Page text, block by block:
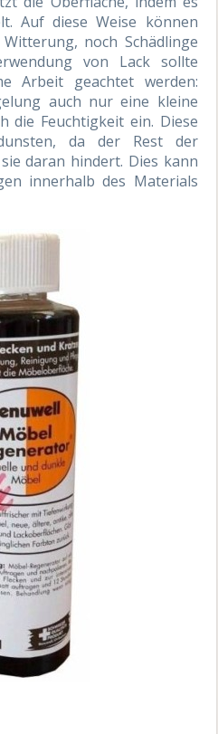
Auf diese Weise können
noch Schädlinge
von Lack sollte
Arbeit geachtet werden:
auch nur eine kleine
die Feuchtigkeit ein. Diese
da der Rest der
daran hindert. Dies kann
innerhalb des Materials